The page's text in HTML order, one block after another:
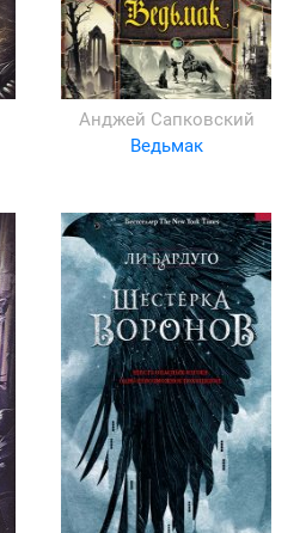
Анджей Сапковский
Ведьмак